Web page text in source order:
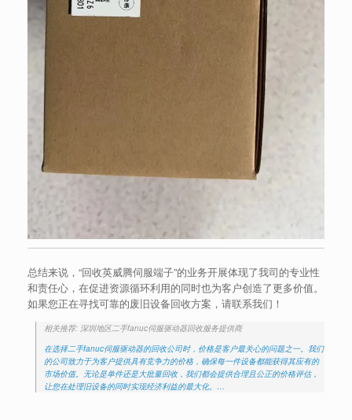
总结来说，“回收英威腾伺服端子”的业务开展体现了我司的专业性
和责任心，在促进资源循环利用的同时也为客户创造了更多价值。
如果您正在寻找可靠的废旧设备回收方案，请联系我们！
相关推荐: 深圳地区二手fanuc伺服驱动器回收服务提供商
在选择二手fanuc伺服驱动器的回收公司时，价格是客户最关心的问题之一。我们
的公司致力于为客户提供具有竞争力的价格，确保每一件设备都能获得其应有的
市场价值。无论是单件还是大批量回收，我们都会提供合理且公正的价格评估，
让您在处理旧设备的同时实现经济利益的最大化。…